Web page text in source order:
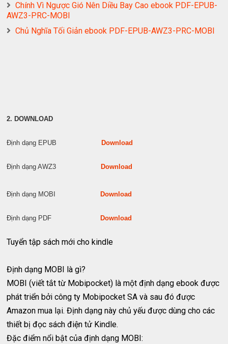
Chính Vì Ngược Gió Nên Diều Bay Cao ebook PDF-EPUB-
AWZ3-PRC-MOBI
Chủ Nghĩa Tối Giản ebook PDF-EPUB-AWZ3-PRC-MOBI
2. DOWNLOAD
Định dạng EPUB Download
Định dạng AWZ3 Download
Định dạng MOBI Download
Định dạng PDF Download
Tuyển tập sách mới cho kindle
Định dạng MOBI là gì?
MOBI (viết tắt từ Mobipocket) là một định dạng ebook được
phát triển bởi công ty Mobipocket SA và sau đó được
Amazon mua lại. Định dạng này chủ yếu được dùng cho các
thiết bị đọc sách điện tử Kindle.
Đặc điểm nổi bật của định dạng MOBI: